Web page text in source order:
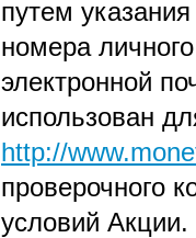
путем
номера
электронной
использован
http://
проверочного
условий